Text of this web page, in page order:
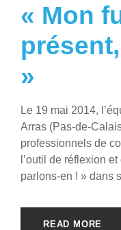
« Mon
»
Le 19 mai 2014,
Arras (Pas-de-
professionnels de
l’outil de réflexion
parlons-en ! » dans
READ MORE